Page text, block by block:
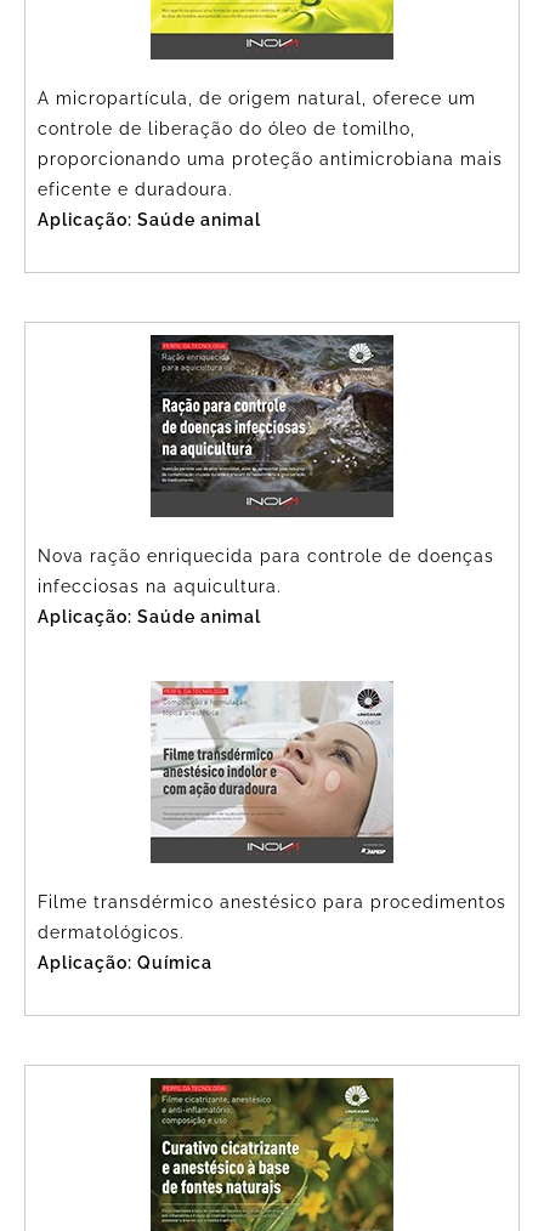
A micropartícula, de origem natural, oferece um
controle de liberação do óleo de tomilho,
proporcionando uma proteção antimicrobiana mais
eficente e duradoura.
Aplicação: Saúde animal
Nova ração enriquecida para controle de doenças
infecciosas na aquicultura.
Aplicação: Saúde animal
Filme transdérmico anestésico para procedimentos
dermatológicos.
Aplicação: Química